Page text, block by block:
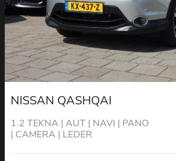
NISSAN QASHQAI
1.2 TEKNA | AUT | NAVI | PANO
| CAMERA | LEDER